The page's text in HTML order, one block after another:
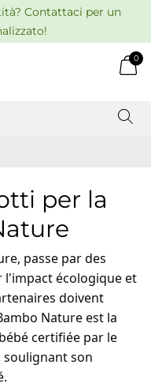
Contattaci per un
0
per la
passe par des
écologique et
doivent
Nature est la
certifiée par le
soulignant son